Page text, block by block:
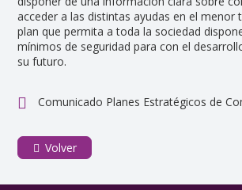
acceder a las distintas ayudas en el menor
plan que permita a toda la sociedad
mínimos de seguridad para con el
su futuro.
Comunicado Planes Estratégicos de
Volver